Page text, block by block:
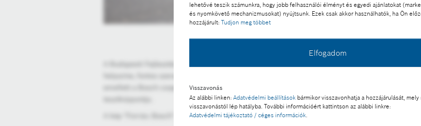
lehetővé teszik számunkra, hogy jobb felhasználói élményt és egyedi ajánlatokat
és nyomkövető mechanizmusokat) nyújtsunk. Ezek csak akkor használhatók, ha Ön
hozzájárult: Tudjon meg többet
Elfogadom
Visszavonás
Az alábbi linken: Adatvédelmi beállítások bármikor visszavonhatja a hozzájárulását,
visszavonástól lép hatályba. További információért kattintson az alábbi linkre:
Adatvédelmi tájékoztató / céges információk.
emellett a Bosch csoport egyik legjelentősebb gépjárműelektronikai kutató-, fejlesztő- és
A kép "Forrás: Bosch" megjelöléssel a sajtó számára díjmentesen felhasználható.